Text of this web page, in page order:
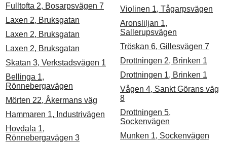
Fulltofta 2, Bosarpsvägen 7
Laxen 2, Bruksgatan
Laxen 2, Bruksgatan
Laxen 2, Bruksgatan
Skatan 3, Verkstadsvägen 1
Bellinga 1,
Rönnebergavägen
Mörten 22, Åkermans väg
Hammaren 1, Industrivägen
Hovdala 1,
Rönnebergavägen 3
Violinen 1, Tågarpsvägen
Aronsliljan 1,
Sallerupsvägen
Tröskan 6, Gillesvägen 7
Drottningen 2, Brinken 1
Drottningen 1, Brinken 1
Vågen 4, Sankt Görans väg
8
Drottningen 5,
Sockenvägen
Munken 1, Sockenvägen